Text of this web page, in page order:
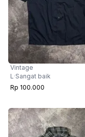
Vintage
L·Sangat baik
Rp 100.000